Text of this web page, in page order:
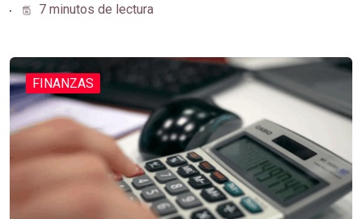
7 minutos de lectura
FINANZAS